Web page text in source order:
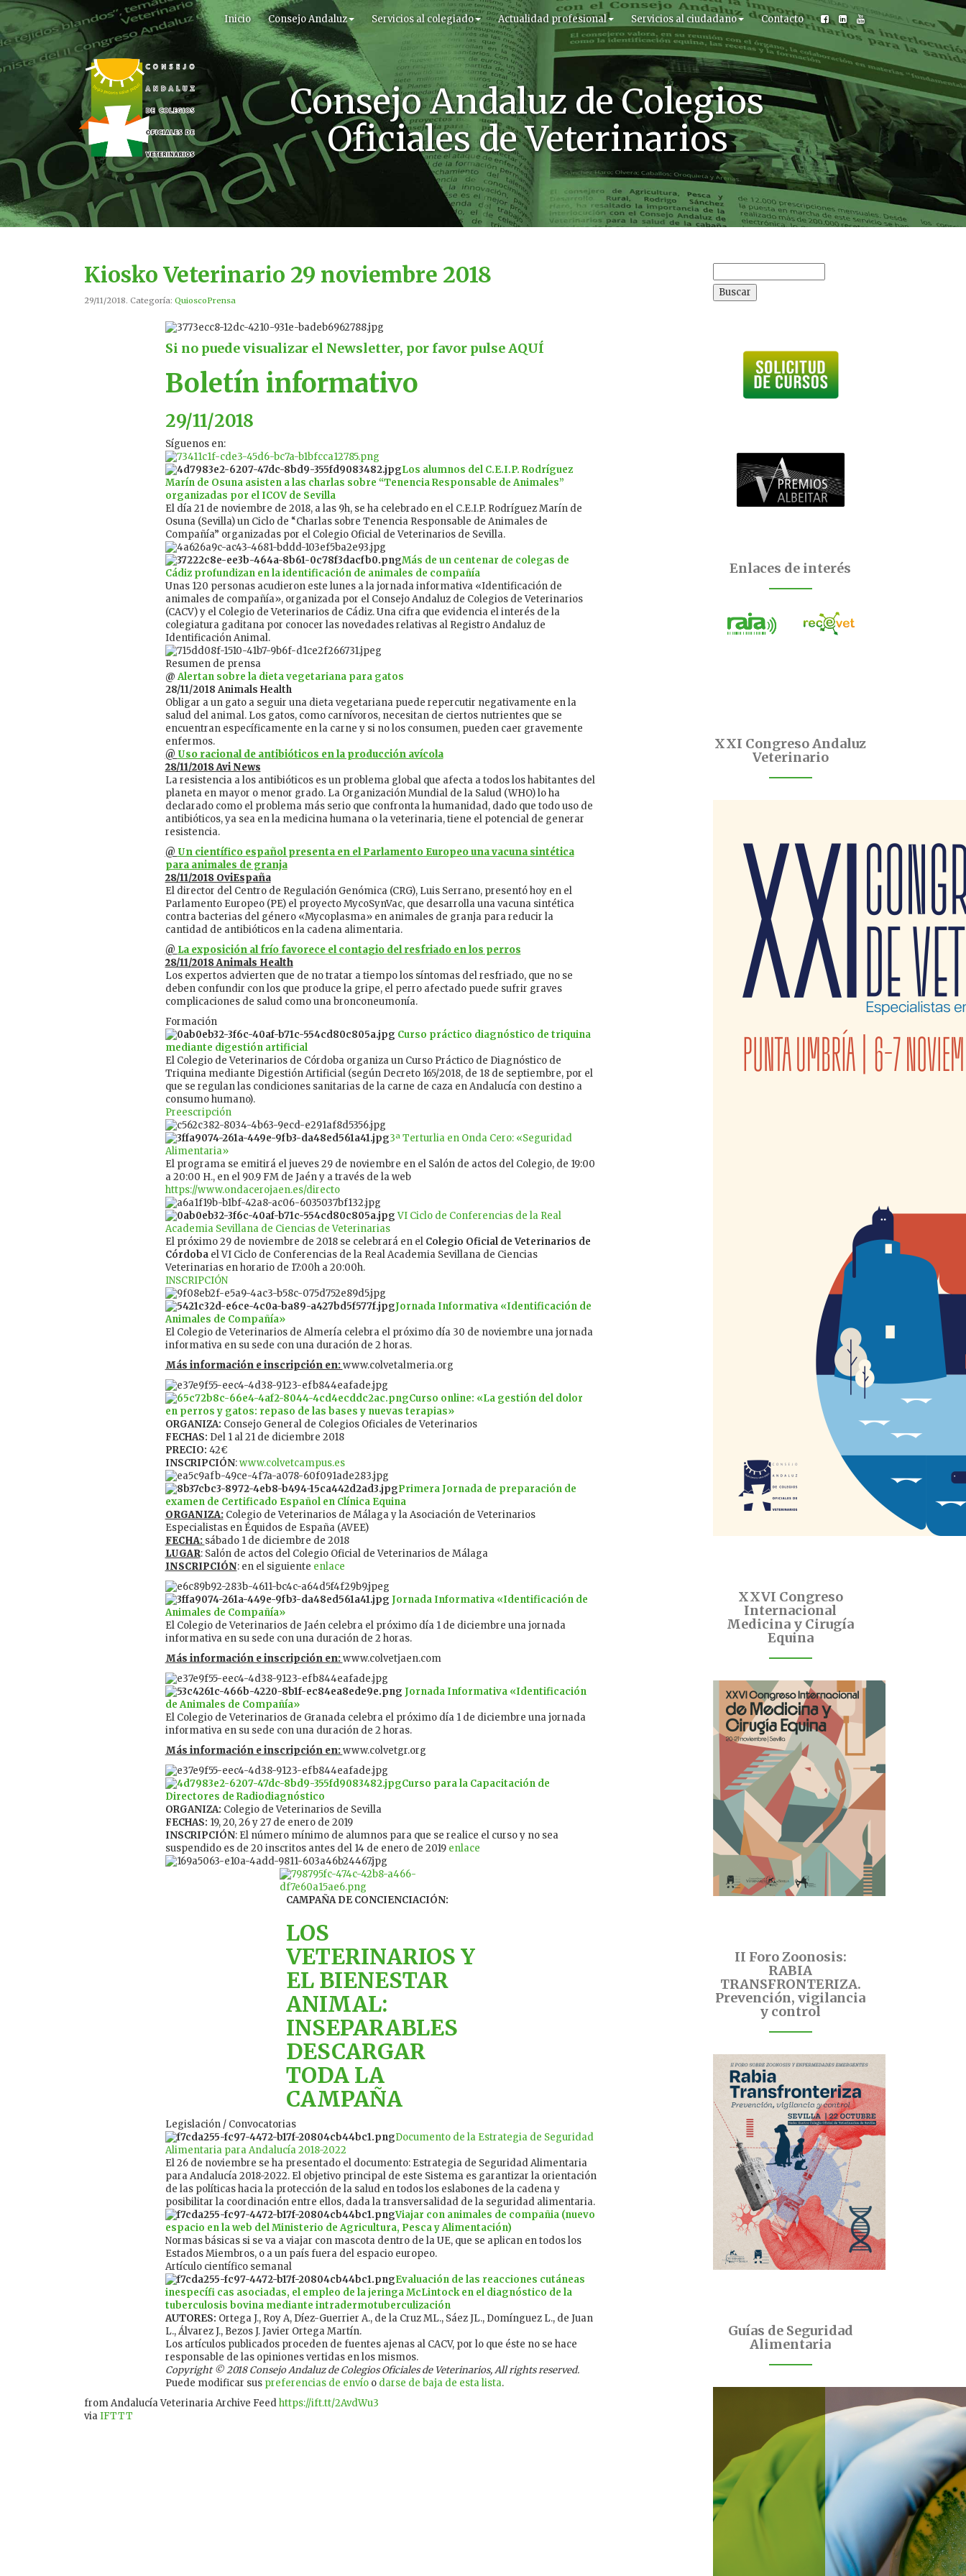
Consejo Andaluz de Colegios
Oficiales de Veterinarios
Inicio Consejo Andaluz Servicios al colegiado Actualidad profesional Servicios al ciudadano Contacto
Kiosko Veterinario 29 noviembre 2018
29/11/2018. Categoría: QuioscoPrensa
Si no puede visualizar el Newsletter, por favor pulseAQUÍ
Boletín informativo
29/11/2018
Síguenos en:
Los alumnos del C.E.I.P. Rodríguez
Marín de Osuna asisten a las charlas sobre “Tenencia Responsable de Animales”
organizadas por el ICOV de Sevilla
El día 21 de noviembre de 2018, a las 9h, se ha celebrado en el C.E.I.P. Rodríguez Marín de
Osuna (Sevilla) un Ciclo de “Charlas sobre Tenencia Responsable de Animales de
Compañía” organizadas por el Colegio Oficial de Veterinarios de Sevilla.
Más de un centenar de colegas de
Cádiz profundizan en la identificación de animales de compañía
Unas 120 personas acudieron este lunes a la jornada informativa «Identificación de
animales de compañía», organizada por el Consejo Andaluz de Colegios de Veterinarios
(CACV) y el Colegio de Veterinarios de Cádiz. Una cifra que evidencia el interés de la
colegiatura gaditana por conocer las novedades relativas al Registro Andaluz de
Identificación Animal.
Resumen de prensa
@Alertan sobre la dieta vegetariana para gatos
28/11/2018 Animals Health
Obligar a un gato a seguir una dieta vegetariana puede repercutir negativamente en la
salud del animal. Los gatos, como carnívoros, necesitan de ciertos nutrientes que se
encuentran específicamente en la carne y si no los consumen, pueden caer gravemente
enfermos.
@ Uso racional de antibióticos en la producción avícola
28/11/2018 Avi News
La resistencia a los antibióticos es un problema global que afecta a todos los habitantes del
planeta en mayor o menor grado. La Organización Mundial de la Salud (WHO) lo ha
declarado como el problema más serio que confronta la humanidad, dado que todo uso de
antibióticos, ya sea en la medicina humana o la veterinaria, tiene el potencial de generar
resistencia.
@ Un científico español presenta en el Parlamento Europeo una vacuna sintética
para animales de granja
28/11/2018 OviEspaña
El director del Centro de Regulación Genómica (CRG), Luis Serrano, presentó hoy en el
Parlamento Europeo (PE) el proyecto MycoSynVac, que desarrolla una vacuna sintética
contra bacterias del género «Mycoplasma» en animales de granja para reducir la
cantidad de antibióticos en la cadena alimentaria.
@ La exposición al frío favorece el contagio del resfriado en los perros
28/11/2018 Animals Health
Los expertos advierten que de no tratar a tiempo los síntomas del resfriado, que no se
deben confundir con los que produce la gripe, el perro afectado puede sufrir graves
complicaciones de salud como una bronconeumonía.
Formación
Curso práctico diagnóstico de triquina
mediante digestión artificial
El Colegio de Veterinarios de Córdoba organiza un Curso Práctico de Diagnóstico de
Triquina mediante Digestión Artificial (según Decreto 165/2018, de 18 de septiembre, por el
que se regulan las condiciones sanitarias de la carne de caza en Andalucía con destino a
consumo humano).
Preescripción
3ª Terturlia en Onda Cero: «Seguridad
Alimentaria»
El programa se emitirá el jueves 29 de noviembre en el Salón de actos del Colegio, de 19:00
a 20:00 H., en el 90.9 FM de Jaén y a través de la web
https://www.ondacerojaen.es/directo
VI Ciclo de Conferencias de la Real
Academia Sevillana de Ciencias de Veterinarias
El próximo 29 de noviembre de 2018 se celebrará en el Colegio Oficial de Veterinarios de
Córdobael VI Ciclo de Conferencias de la Real Academia Sevillana de Ciencias
Veterinarias en horario de 17:00h a 20:00h.
INSCRIPCIÓN
Jornada Informativa «Identificación de
Animales de Compañía»
El Colegio de Veterinarios de Almería celebra el próximo día 30 de noviembre una jornada
informativa en su sede con una duración de 2 horas.
Más información e inscripción en:www.colvetalmeria.org
Curso online: «La gestión del dolor
en perros y gatos: repaso de las bases y nuevas terapias»
ORGANIZA: Consejo General de Colegios Oficiales de Veterinarios
FECHAS: Del 1 al 21 de diciembre 2018
PRECIO: 42€
INSCRIPCIÓN:www.colvetcampus.es
Primera Jornada de preparación de
examen de Certificado Español en Clínica Equina
ORGANIZA:Colegio de Veterinarios de Málaga y la Asociación de Veterinarios
Especialistas en Équidos de España (AVEE)
FECHA: sábado 1 de diciembre de 2018
LUGAR: Salón de actos del Colegio Oficial de Veterinarios de Málaga
INSCRIPCIÓN: en el siguiente enlace
Jornada Informativa «Identificación de
Animales de Compañía»
El Colegio de Veterinarios de Jaén celebra el próximo día 1 de diciembre una jornada
informativa en su sede con una duración de 2 horas.
Más información e inscripción en:www.colvetjaen.com
Jornada Informativa «Identificación
de Animales de Compañía»
El Colegio de Veterinarios de Granada celebra el próximo día 1 de diciembre una jornada
informativa en su sede con una duración de 2 horas.
Más información e inscripción en:www.colvetgr.org
Curso para la Capacitación de
Directores de Radiodiagnóstico
ORGANIZA: Colegio de Veterinarios de Sevilla
FECHAS: 19, 20, 26 y 27 de enero de 2019
INSCRIPCIÓN: El número mínimo de alumnos para que se realice el curso y no sea
suspendido es de 20 inscritos antes del 14 de enero de 2019 enlace
CAMPAÑA DE CONCIENCIACIÓN:
LOS
VETERINARIOS Y
EL BIENESTAR
ANIMAL:
INSEPARABLES
DESCARGAR
TODA LA
CAMPAÑA
Legislación / Convocatorias
Documento de la Estrategia de Seguridad
Alimentaria para Andalucía 2018-2022
El 26 de noviembre se ha presentado el documento: Estrategia de Seguridad Alimentaria
para Andalucía 2018-2022. El objetivo principal de este Sistema es garantizar la orientación
de las políticas hacia la protección de la salud en todos los eslabones de la cadena y
posibilitar la coordinación entre ellos, dada la transversalidad de la seguridad alimentaria.
Viajar con animales de compañia (nuevo
espacio en la web del Ministerio de Agricultura, Pesca y Alimentación)
Normas básicas si se va a viajar con mascota dentro de la UE, que se aplican en todos los
Estados Miembros, o a un país fuera del espacio europeo.
Artículo científico semanal
Evaluación de las reacciones cutáneas
inespecífi cas asociadas, el empleo de la jeringa McLintock en el diagnóstico de la
tuberculosis bovina mediante intradermotuberculización
AUTORES: Ortega J., Roy A, Díez-Guerrier A., de la Cruz ML., Sáez JL., Domínguez L., de Juan
L., Álvarez J., Bezos J. Javier Ortega Martín.
Los artículos publicados proceden de fuentes ajenas al CACV, por lo que éste no se hace
responsable de las opiniones vertidas en los mismos.
Copyright © 2018 Consejo Andaluz de Colegios Oficiales de Veterinarios, All rights reserved.
Puede modificar sus preferencias de envíoo darse de baja de esta lista.
from Andalucía Veterinaria Archive Feedhttps://ift.tt/2AvdWu3
viaIFTTT
Enlaces de interés
XXI Congreso Andaluz
Veterinario
XXVI Congreso
Internacional
Medicina y Cirugía
Equina
II Foro Zoonosis:
RABIA
TRANSFRONTERIZA.
Prevención, vigilancia
y control
Guías de Seguridad
Alimentaria